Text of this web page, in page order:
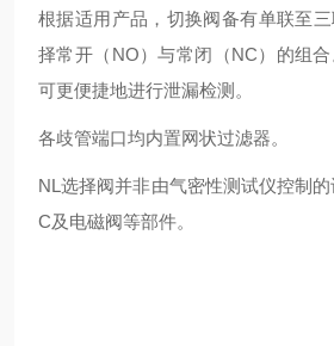
根据适用产品，切换阀备有单联至
择常开（NO）与常闭（NC）的组合
可更便捷地进行泄漏检测。
各歧管端口均内置网状过滤器。
NL选择阀并非由气密性测试仪控制
C及电磁阀等部件。